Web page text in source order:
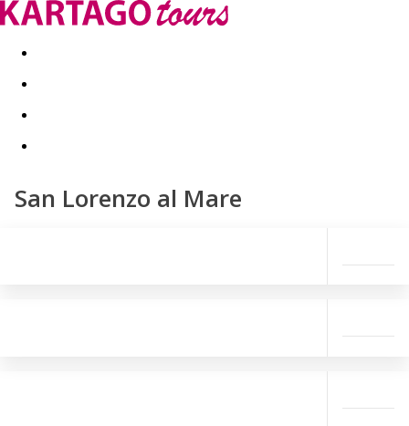
Last minute Dovolenkové kluby
San Lorenzo al Mare